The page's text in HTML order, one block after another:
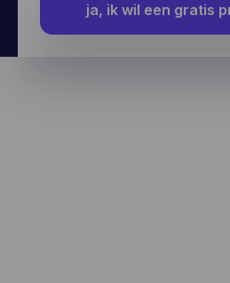
ja, ik wil een gratis